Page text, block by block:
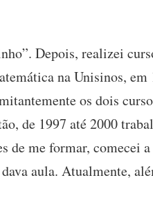
Depois, realizei
na Unisinos, em
os dois
de 1997 até 2000
de me formar, comecei a
aula. Atualmente,